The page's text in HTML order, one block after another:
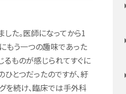
た。医師になってから1
もう一つの趣味であった
るものが感じられてすぐに
とつだったのですが、紆
を続け、臨床では手外科